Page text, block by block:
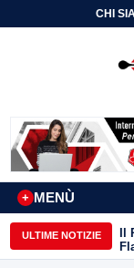
CHI
MENÙ
+
ULTIME NOTIZIE
Il